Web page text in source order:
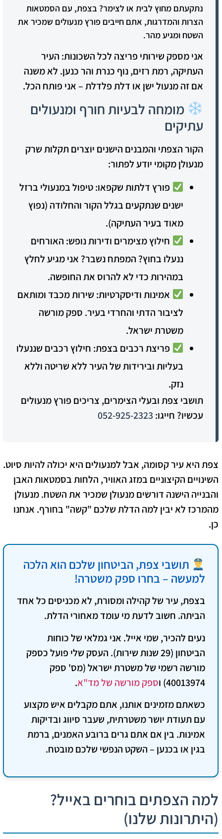
נתקעתם מחוץ לבית או לצימר? בצפת, עם הסמטאות
הצרות והמדרגות, אתם חייבים פורץ מנעולים שמכיר את
השטח ומגיע מהר.
אני מספק שירותי פריצה לכל השכונות: העיר
העתיקה, רמת רזים, נוף כנרת והר כנען. לא משנה
אם זה מנעול ישן או דלת פלדלת – אני פותח הכל.
מומחה לבעיות חורף ומנעולים
עתיקים
הקור הצפתי והמבנים הישנים יוצרים תקלות שרק
מנעולן מקומי יודע לפתור:
פורץ דלתות שקפאו:טיפול במנעולי ברזל
ישנים שנתקעים בגלל הקור והחלודה (נפוץ
מאוד בעיר העתיקה).
חילוץ מצימרים ודירות נופש: האורחים
ננעלו בחוץ? המפתח נשבר? אני מגיע לחלץ
במהירות כדי לא להרוס את החופשה.
אמינות ודיסקרטיות: שירות מכבד ומותאם
לציבור הדתי והחרדי בעיר. ספק מורשה
משטרת ישראל.
פריצת רכבים בצפת: חילוץ רכבים שננעלו
בעליות ובירידות של העיר ללא שריטה וללא
נזק.
תושבי צפת ובעלי הצימרים, צריכים פורץ מנעולים
עכשיו? חייגו: 052-925-2323
צפת היא עיר קסומה, אבל למנעולים היא יכולה להיות סיוט.
השינויים הקיצוניים במזג האוויר, הלחות בסמטאות האבן
והבנייה הישנה דורשים מנעולן שמכיר את השטח. מנעולן
מהמרכז לא יבין למה הדלת שלכם "קשה" בחורף. אנחנו
כן.
תושבי צפת, הביטחון שלכם הוא הלכה
למעשה – בחרו ספק משטרה!
בצפת, עיר של קהילה ומסורת, לא מכניסים כל אחד
הביתה. חשוב לדעת מי עומד מאחורי הדלת.
נעים להכיר, שמי אייל. אני גמלאי של כוחות
הביטחון (29 שנות שירות). העסק שלי פועל כ
ספק
מורשה רשמי של משטרת ישראל(מס' ספק
40013974) ו
ספק מורשה שלמד"א.
כשאתם מזמינים אותנו, אתם מקבלים איש מקצוע
עםתעודת יושר משטרתית, שעבר סיווג ובדיקות
אמינות. בין אם אתם גרים ברובע האמנים, ברמת
בגין או בכנען – השקט הנפשי שלכם מובטח.
למה הצפתים בוחרים באייל?
(היתרונות שלנו)